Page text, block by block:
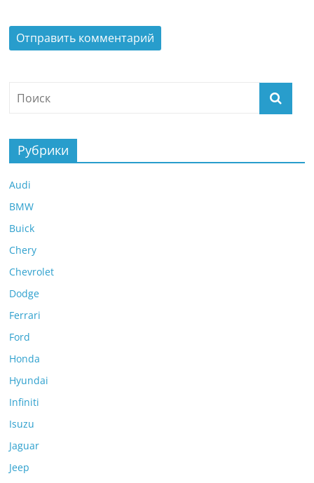
Рубрики
Audi
BMW
Buick
Chery
Chevrolet
Dodge
Ferrari
Ford
Honda
Hyundai
Infiniti
Isuzu
Jaguar
Jeep